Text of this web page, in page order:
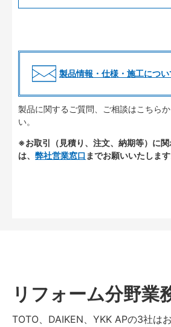
製品情報・仕様・施工につい
製品に関するご質問、ご相談はこちら
い。
※お取引（見積り、注文、納期等）に
は、 弊社営業窓口 までお願いいたします
リフォーム分野業
TOTO、DAIKEN、YKK APの3社は